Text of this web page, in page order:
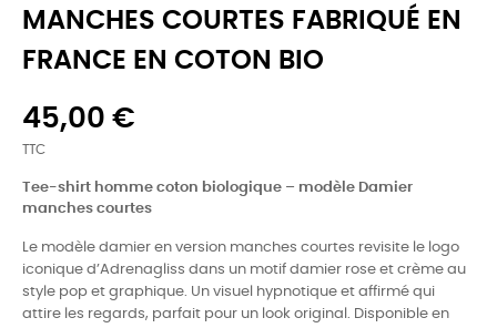
MANCHES COURTES FABRIQUÉ EN
FRANCE EN COTON BIO
45,00 €
TTC
Tee-shirt homme coton biologique – modèle Damier
manches courtes
Le modèle damier en version manches courtes revisite le logo
iconique d’Adrenagliss dans un motif damier rose et crème au
style pop et graphique. Un visuel hypnotique et affirmé qui
attire les regards, parfait pour un look original. Disponible en